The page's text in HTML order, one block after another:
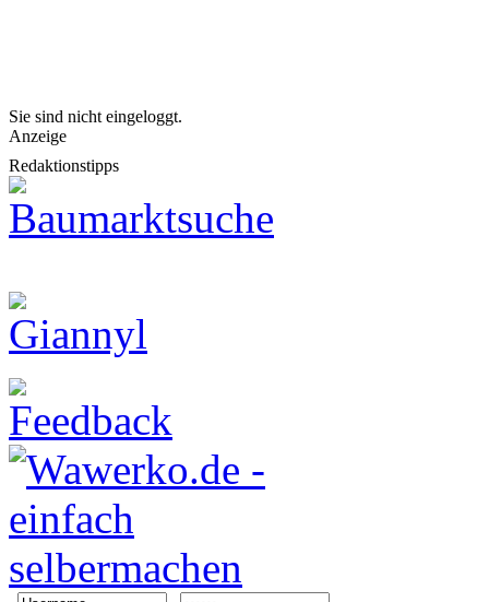
Sie sind nicht eingeloggt.
Anzeige
Redaktionstipps